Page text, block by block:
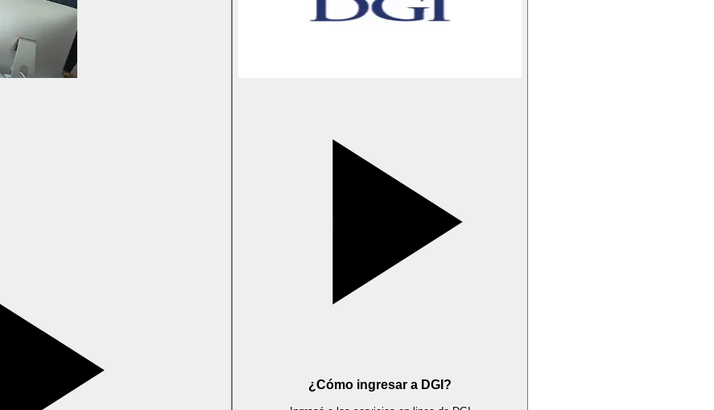
¿Cómo ingresar a DGI?